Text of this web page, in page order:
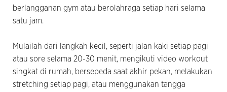
berlangganan gym atau berolahraga setiap hari selama
satu jam.
Mulailah dari langkah kecil, seperti jalan kaki setiap pagi
atau sore selama 20-30 menit, mengikuti video workout
singkat di rumah, bersepeda saat akhir pekan, melakukan
stretching setiap pagi, atau menggunakan tangga